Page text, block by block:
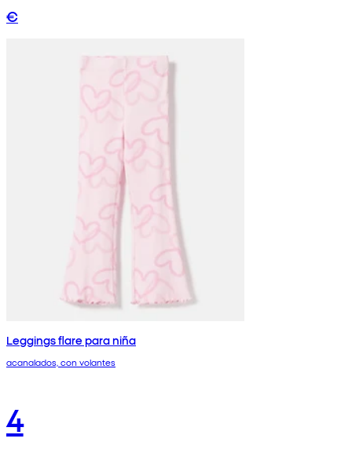
€
Leggings flare para niña
acanalados, con volantes
4